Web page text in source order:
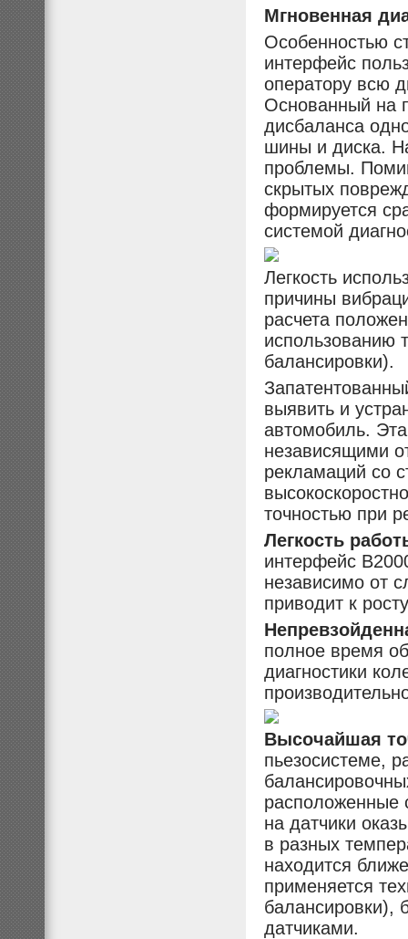
Мгновенная
Особенностью
интерфейс
оператору всю
Основанный на
дисбаланса
шины и диска.
проблемы.
скрытых
формируется
системой
Легкость
причины
расчета
использованию
балансировки).
выявить и
автомобиль.
независящими
рекламаций со
точностью при
Легкость
интерфейс
независимо от
приводит к
полное время
диагностики
Высочайшая
пьезосистеме,
расположенные
на датчики
в разных
находится
применяется
балансировки),
датчиками.